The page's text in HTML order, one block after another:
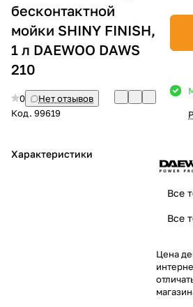
бесконтактной
мойки SHINY FINISH,
1 л DAEWOO DAWS
210
0
Нет отзывов
Код. 99619
Характеристики
Все
Все
Цена
Сегодня
25%
Добавляйте товары
в корзину
Оплачивайте сегодня
% картой любого банка
% будут
с вашей